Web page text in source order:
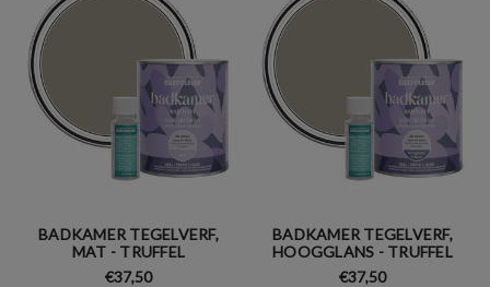
BADKAMER TEGELVERF,
MAT - TRUFFEL
€37,50
BADKAMER TEGELVERF,
HOOGGLANS - TRUFFEL
€37,50